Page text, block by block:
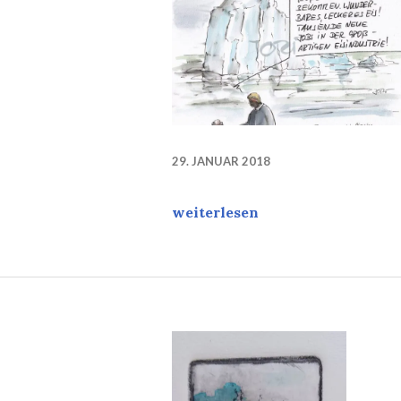
29. JANUAR 2018
Eis und großartige Jobs für
weiterlesen